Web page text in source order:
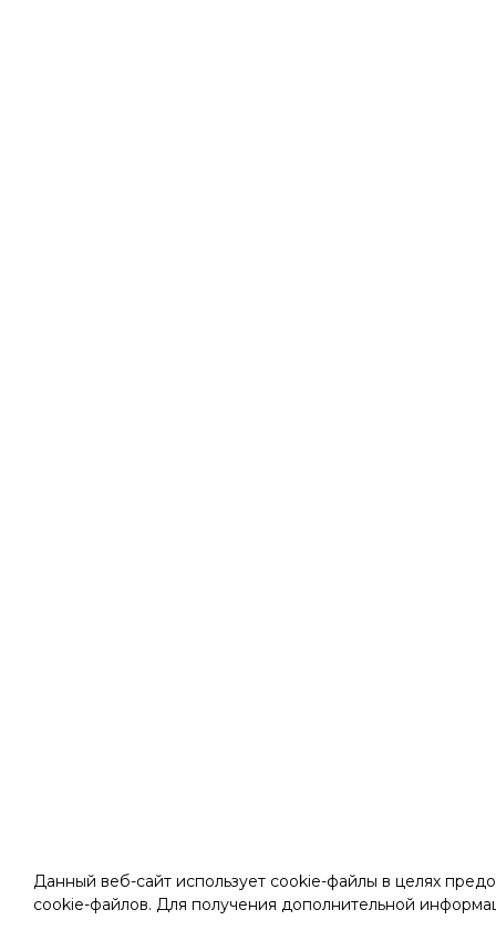
Данный веб-сайт использует cookie-файлы в целях
cookie-файлов. Для получения дополнительной